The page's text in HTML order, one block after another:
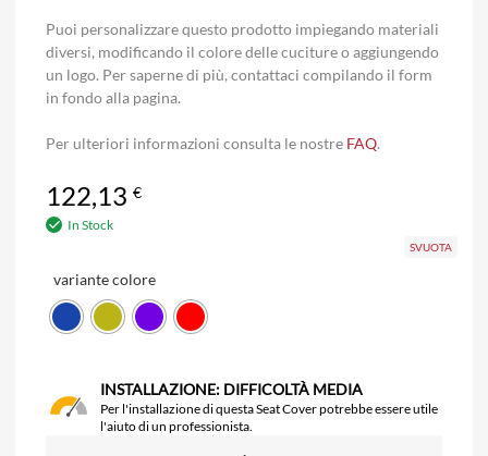
Puoi personalizzare questo prodotto impiegando materiali
diversi, modificando il colore delle cuciture o aggiungendo
un logo. Per saperne di più, contattaci compilando il form
in fondo alla pagina.
Per ulteriori informazioni consulta le nostre FAQ.
122,13 €
In Stock
variante colore
SVUOTA
INSTALLAZIONE: DIFFICOLTÀ MEDIA
Per l'installazione di questa Seat Cover potrebbe essere utile
l'aiuto di un professionista.